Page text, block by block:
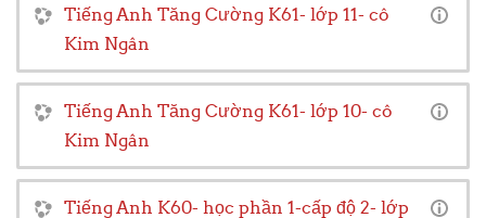
Tiếng Anh Tăng Cường K61- lớp 11- cô
Kim Ngân
Tiếng Anh Tăng Cường K61- lớp 10- cô
Kim Ngân
Tiếng Anh K60- học phần 1-cấp độ 2- lớp